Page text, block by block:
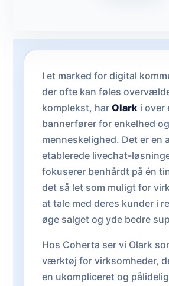
I et marked for digital
der ofte kan føles
komplekst, har Olark i
bannerfører for enkelhed og
menneskelighed. Det er en
etablerede livechat-
fokuserer benhårdt på én
det så let som muligt for
at tale med deres kunder i
øge salget og yde bedre
Hos Coherta ser vi Olark
værktøj for virksomheder,
en ukompliceret og